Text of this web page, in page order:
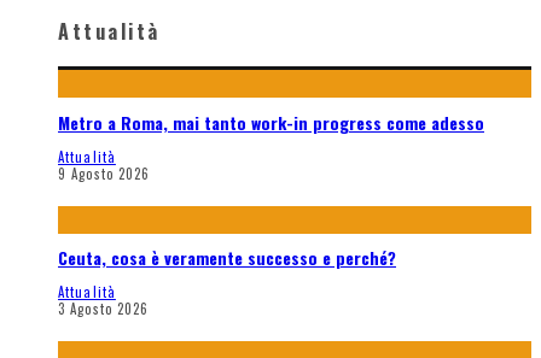
Attualità
Metro a Roma, mai tanto work-in progress come adesso
Attualità
9 Agosto 2026
Ceuta, cosa è veramente successo e perché?
Attualità
3 Agosto 2026